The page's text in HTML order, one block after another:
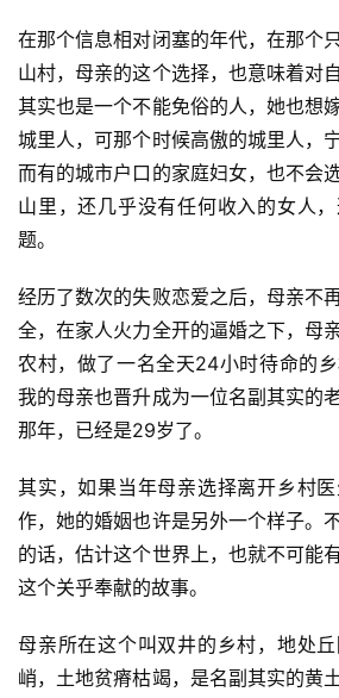
在那个信息相对闭塞的年代，在那个
山村，母亲的这个选择，也意味着对
其实也是一个不能免俗的人，她也想
城里人，可那个时候高傲的城里人，
而有的城市户口的家庭妇女，也不会
山里，还几乎没有任何收入的女人
题。
经历了数次的失败恋爱之后，母亲不
全，在家人火力全开的逼婚之下，母
农村，做了一名全天24小时待命的乡
我的母亲也晋升成为一位名副其实的
那年，已经是29岁了。
其实，如果当年母亲选择离开乡村
作，她的婚姻也许是另外一个样子。
的话，估计这个世界上，也就不可能
这个关乎奉献的故事。
母亲所在这个叫双井的乡村，地处
峭，土地贫瘠枯竭，是名副其实的黄